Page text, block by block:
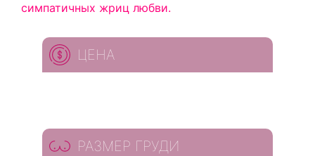
симпатичных жриц любви.
ЦЕНА
РАЗМЕР ГРУДИ